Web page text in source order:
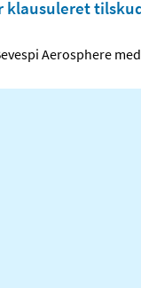
klausuleret
Aerosphere